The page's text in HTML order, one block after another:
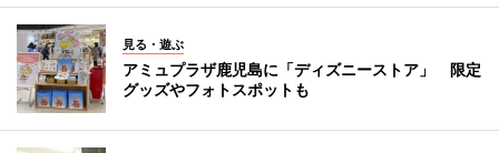
見る・遊ぶ
アミュプラザ鹿児島に「ディズニーストア」 限定
グッズやフォトスポットも